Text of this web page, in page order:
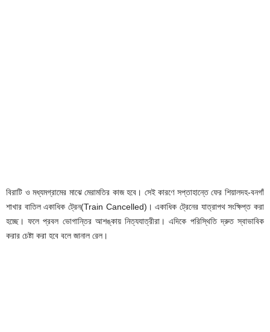
বিরাটি ও মধ্যমগ্রামের মাঝে মেরামতির কাজ হবে। সেই কারণে সপ্তাহান্তে ফের শিয়ালদহ-বনগাঁ
শাখার বাতিল একাধিক ট্রেন(Train Cancelled)। একাধিক ট্রেনের যাত্রাপথ সংক্ষিপ্ত করা
হচ্ছে। ফলে প্রবল ভোগান্তির আশঙ্কায় নিত্যযাত্রীরা। এদিকে পরিস্থিতি দ্রুত স্বাভাবিক
করার চেষ্টা করা হবে বলে জানাল রেল।